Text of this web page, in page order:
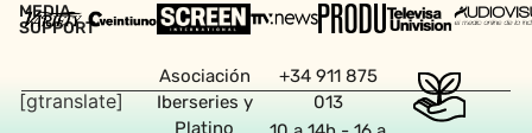
MEDIA
SUPPORT
[gtranslate]
Asociación
Iberseries y
Platino
+34 911 875
013